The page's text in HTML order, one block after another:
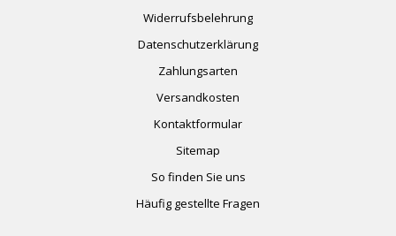
Widerrufsbelehrung
Datenschutzerklärung
Zahlungsarten
Versandkosten
Kontaktformular
Sitemap
So finden Sie uns
Häufig gestellte Fragen